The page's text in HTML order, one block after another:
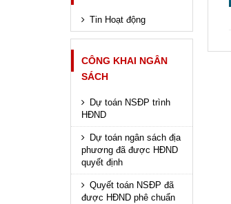
Tin Hoạt động
CÔNG KHAI NGÂN
SÁCH
Dự toán NSĐP trình
HĐND
Dự toán ngân sách địa
phương đã được HĐND
quyết định
Quyết toán NSĐP đã
được HĐND phê chuẩn